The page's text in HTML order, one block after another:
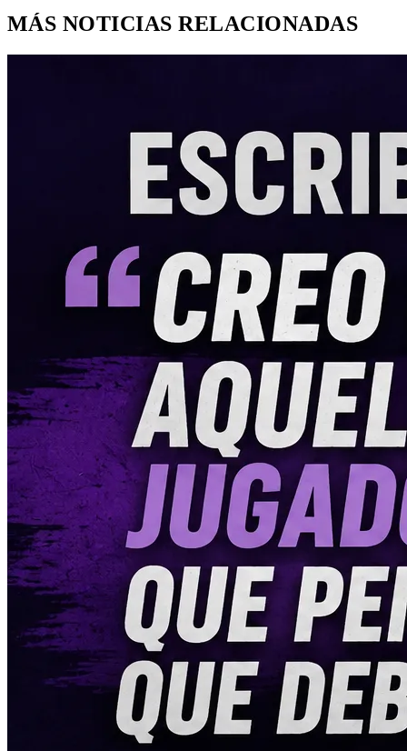
MÁS NOTICIAS RELACIONADAS